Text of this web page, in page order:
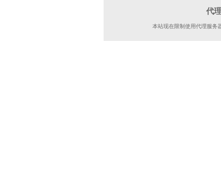
代
本站现在限制使用代理服务